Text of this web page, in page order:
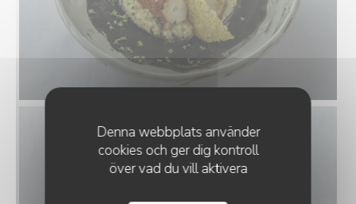
Denna webbplats använder
cookies och ger dig kontroll
över vad du vill aktivera